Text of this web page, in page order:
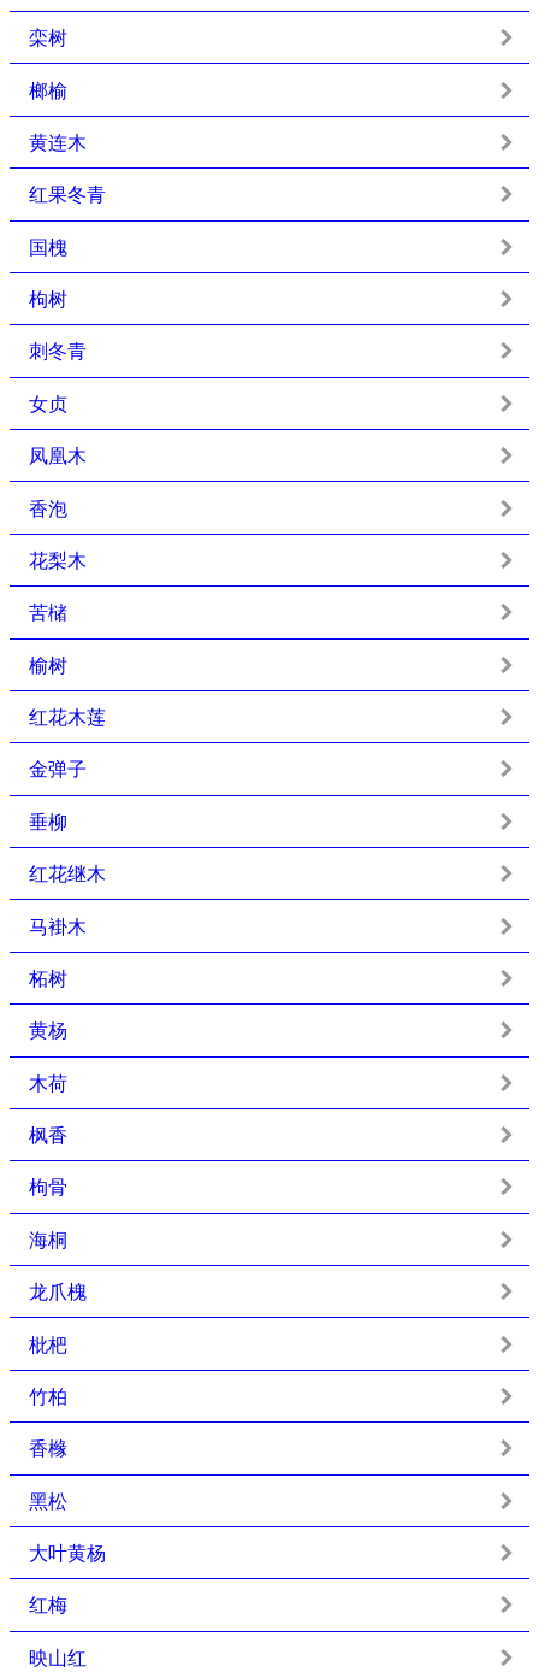
栾树
榔榆
黄连木
红果冬青
国槐
枸树
刺冬青
女贞
凤凰木
香泡
花梨木
苦槠
榆树
红花木莲
金弹子
垂柳
红花继木
马褂木
柘树
黄杨
木荷
枫香
枸骨
海桐
龙爪槐
枇杷
竹柏
香橼
黑松
大叶黄杨
红梅
映山红